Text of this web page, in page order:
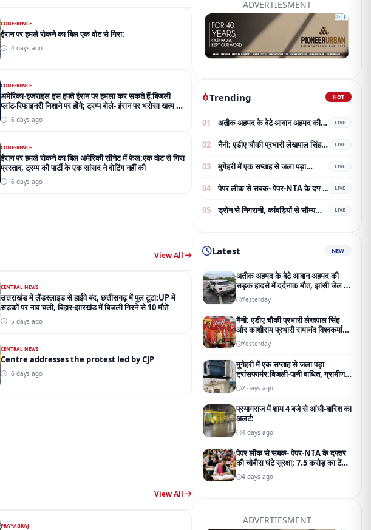
CONFERENCE
ईरान पर हमले रोकने का बिल एक वोट से गिरा:
4 days ago
CONFERENCE
अमेरिका-इजराइल इस हफ्ते ईरान पर हमला कर सकते हैं:बिजली
प्लांट-रिफाइनरी निशाने पर होंगे; ट्रम्प बोले- ईरान पर भरोसा खत्म हो
रहा 6 days ago
CONFERENCE
ईरान पर हमले रोकने का बिल अमेरिकी सीनेट में फेल:एक वोट से गिरा
प्रस्ताव, ट्रम्प की पार्टी के एक सांसद ने वोटिंग नहीं की
6 days ago
View All
CENTRAL NEWS
उत्तराखंड में लैंडस्लाइड से हाईवे बंद, छत्तीसगढ़ में पुल टूटा:UP में
सड़कों पर नाव चली, बिहार-झारखंड में बिजली गिरने से 10 मौतें
5 days ago
CENTRAL NEWS
Centre addresses the protest led by CJP
6 days ago
View All
PRAYAGRAJ
ADVERTIESMENT
Trending HOT
01
अतीक अहमद के बेटे आबान अहमद की
जा रहे थे परिवार से मिलने
LIVE
02
नैनी: एडीए चौकी प्रभारी लेखपाल सिंह
का भव्य नागरिक अभिनंदन;
LIVE
03
मुगेहरी में एक सप्ताह से जला पड़ा
परेशान; शिकायत के बाद भी नहीं बदला
LIVE
04
पेपर लीक से सबक- पेपर-NTA के दफ्तर
टेंडर जारी
LIVE
05
ड्रोन से निगरानी, कांवड़ियों से सौम्य
LIVE
Latest NEW
अतीक अहमद के बेटे आबान अहमद की
सड़क हादसे में दर्दनाक मौत, झांसी जेल जा
रहे थे परिवार से मिलने
Yesterday
नैनी: एडीए चौकी प्रभारी लेखपाल सिंह
और काशीराम प्रभारी रामानंद विश्वकर्मा
का भव्य नागरिक अभिनंदन;
Yesterday
मुगेहरी में एक सप्ताह से जला पड़ा
ट्रांसफार्मर:बिजली-पानी बाधित, ग्रामीण
परेशान; शिकायत के बाद भी नहीं बदला
2 days ago
प्रयागराज में शाम 4 बजे से आंधी-बारिश का
अलर्ट:
4 days ago
पेपर लीक से सबक- पेपर-NTA के दफ्तर
की चौबीस घंटे सुरक्षा; 7.5 करोड़ का टेंडर
जारी4 days ago
ADVERTIESMENT